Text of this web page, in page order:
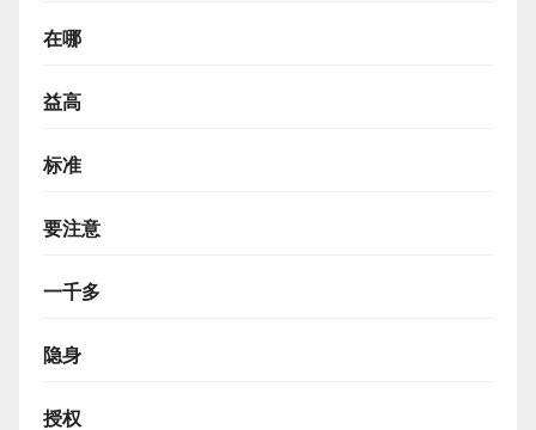
在哪
益高
标准
要注意
一千多
隐身
授权